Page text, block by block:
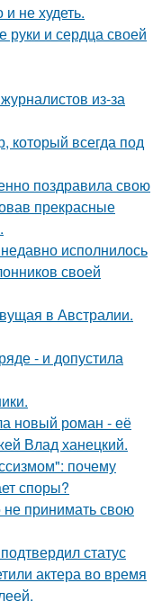
не худеть.
и сердца своей
из-за
который всегда под
поздравила свою
прекрасные
исполнилось
своей
в Австралии.
- и допустила
новый роман - её
Влад ханецкий.
почему
споры?
принимать свою
статус
актера во время